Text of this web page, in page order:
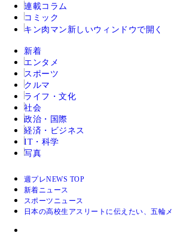
連載コラム
コミック
キン肉マン 新しいウィンドウで開く
新着
エンタメ
スポーツ
クルマ
ライフ・文化
社会
政治・国際
経済・ビジネス
IT・科学
写真
週プレNEWS TOP
新着ニュース
スポーツニュース
日本の高校生アスリートに伝えたい、五輪